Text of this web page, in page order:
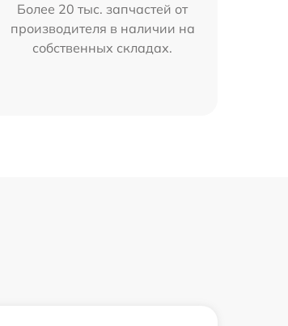
Более 20 тыс. запчастей от
производителя в наличии на
собственных складах.